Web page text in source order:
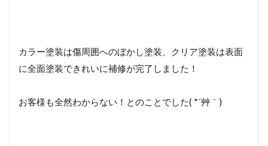
カラー塗装は傷周囲へのぼかし塗装、クリア塗装は表面
に全面塗装できれいに補修が完了しました！
お客様も全然わからない！とのことでした( *´艸｀)